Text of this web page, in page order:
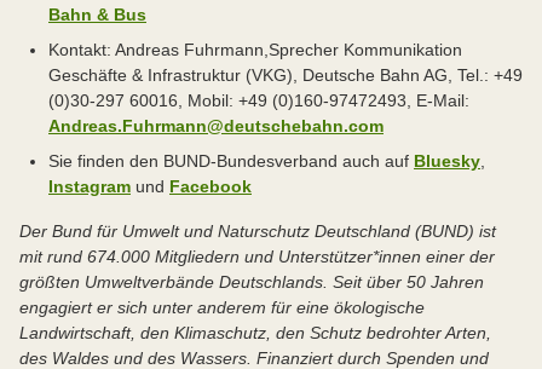
Bahn & Bus
Kontakt: Andreas Fuhrmann, Sprecher Kommunikation
Geschäfte & Infrastruktur (VKG), Deutsche Bahn AG, Tel.: +49
(0)30-297 60016, Mobil: +49 (0)160-97472493, E-Mail:
Andreas.Fuhrmann@deutschebahn.com
Sie finden den BUND-Bundesverband auch auf Bluesky
Instagram und Facebook
Der Bund für Umwelt und Naturschutz Deutschland (BUND) ist
mit rund 674.000 Mitgliedern und Unterstützer*innen einer der
größten Umweltverbände Deutschlands. Seit über 50 Jahren
engagiert er sich unter anderem für eine ökologische
Landwirtschaft, den Klimaschutz, den Schutz bedrohter Arten,
des Waldes und des Wassers. Finanziert durch Spenden und